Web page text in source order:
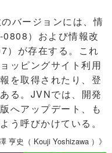
バージョンには、情
）および情報改
）が存在する。これ
ッピングサイト利用
を取得されたり、登
る。JVNでは、開発
へアップデート、も
う呼びかけている。
亨史（ Kouji Yoshizawa ）》